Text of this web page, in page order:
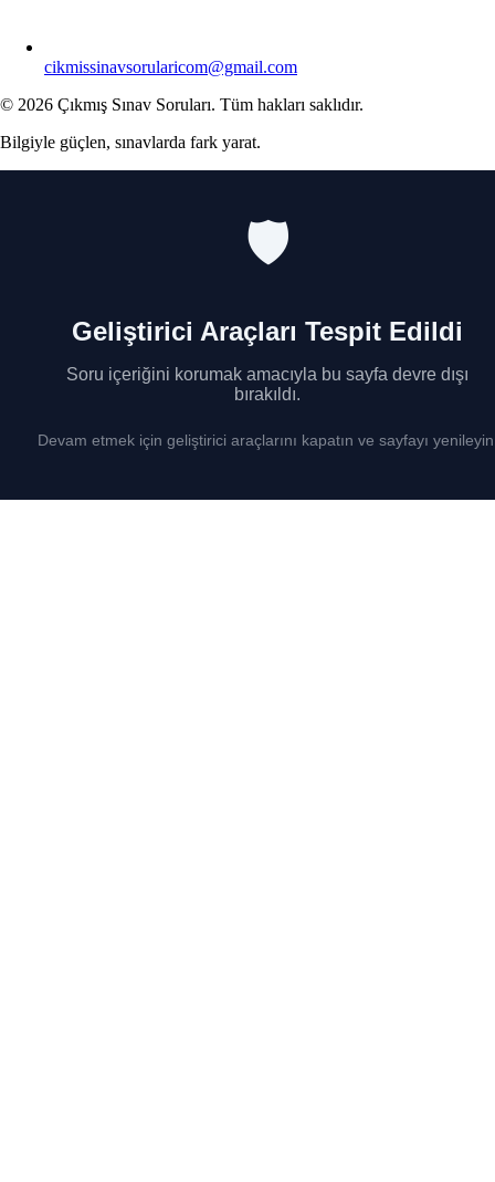
cikmissinavsorularicom@gmail.com
© 2026 Çıkmış Sınav Soruları. Tüm hakları saklıdır.
Bilgiyle güçlen, sınavlarda fark yarat.
🛡️
Geliştirici Araçları Tespit Edildi
Soru içeriğini korumak amacıyla bu sayfa devre dışı
bırakıldı.
Devam etmek için geliştirici araçlarını kapatın ve sayfayı